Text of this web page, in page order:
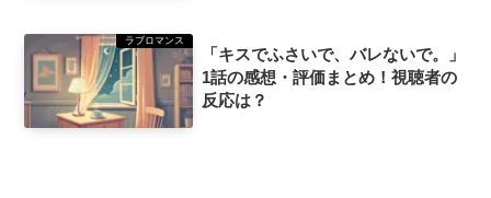
ラブロマンス
「キスでふさいで、バレないで。」
1話の感想・評価まとめ！視聴者の
反応は？